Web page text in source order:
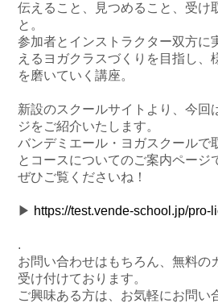
伝えること、見つめること、受け
と。
参加者とインストラクター双方に
えるヨガクラスづくりを目指し、
を磨いていく講座。
新設のスクールサイトより、今回
ジをご紹介いたします。
バンデミエール・ヨガスクールで
とコースについてのご案内ページ
ぜひご覧くださいね！
▶︎ https://test.vende-school.jp/pro-
.
お問い合わせはもちろん、無料の
受け付けております。
ご興味ある方は、お気軽にお問い